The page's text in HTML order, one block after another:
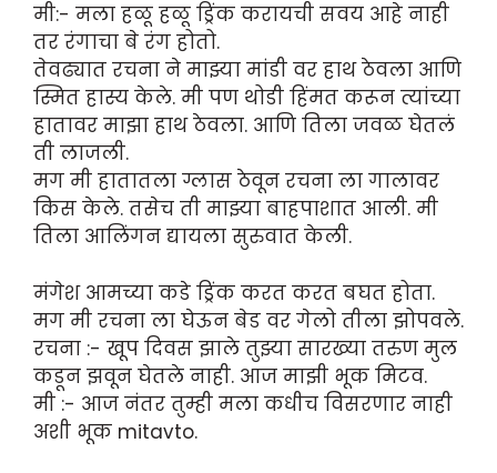
मी:- मला हळू हळू ड्रिंक करायची सवय आहे नाही
तर रंगाचा बे रंग होतो.
तेवढ्यात रचना ने माझ्या मांडी वर हाथ ठेवला आणि
स्मित हास्य केले. मी पण थोडी हिंमत करून त्यांच्या
हातावर माझा हाथ ठेवला. आणि तिला जवळ घेतलं
ती लाजली.
मग मी हातातला ग्लास ठेवून रचना ला गालावर
किस केले. तसेच ती माझ्या बाहपाशात आली. मी
तिला आलिंगन द्यायला सुरुवात केली.
मंगेश आमच्या कडे ड्रिंक करत करत बघत होता.
मग मी रचना ला घेऊन बेड वर गेलो तीला झोपवले.
रचना :- खूप दिवस झाले तुझ्या सारख्या तरुण मुल
कडून झवून घेतले नाही. आज माझी भूक मिटव.
मी :- आज नंतर तुम्ही मला कधीच विसरणार नाही
अशी भूक mitavto.